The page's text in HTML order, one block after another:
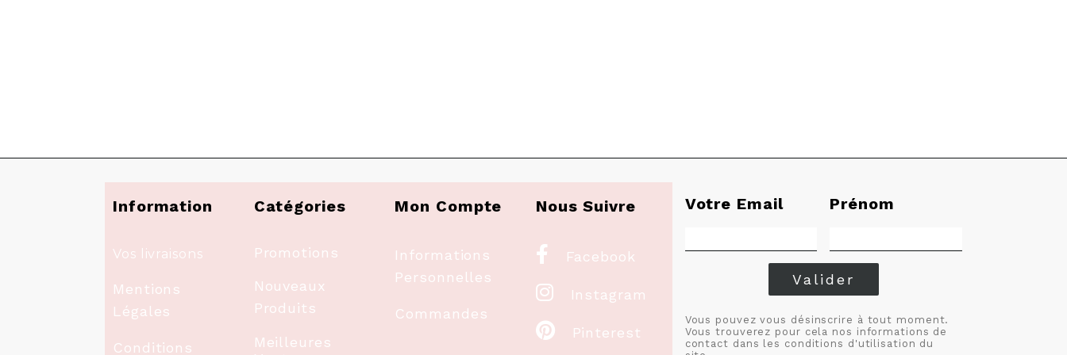
Information
Vos livraisons
Mentions
Légales
Conditions
Catégories
Promotions
Nouveaux
Produits
Meilleures
Mon Compte
Informations
Personnelles
Commandes
Nous Suivre
 Facebook
 Instagram
 Pinterest
Votre Email Prénom
Valider
Vous pouvez vous désinscrire à tout moment.
Vous trouverez pour cela nos informations de
contact dans les conditions d'utilisation du